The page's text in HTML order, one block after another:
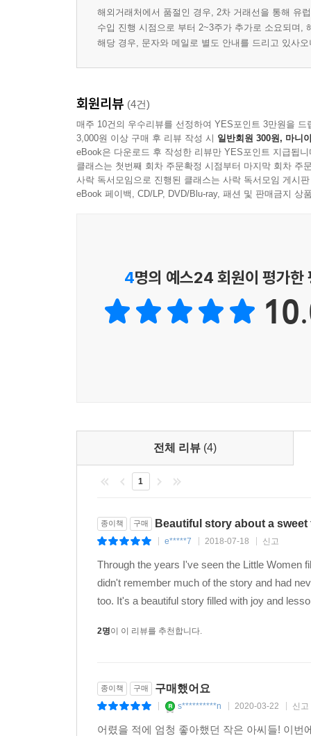
해외거래처에서 품절인 경우, 2차 거래선을 통해 유
수입 진행 시점으로 부터 2~3주가 추가로 소요되며,
해당 경우, 문자와 메일로 별도 안내를 드리고 있사
회원리뷰 (4건)
매주 10건의 우수리뷰를 선정하여 YES포인트 3만원을 드
3,000원 이상 구매 후 리뷰 작성 시 일반회원 300원, 마니
eBook은 다운로드 후 작성한 리뷰만 YES포인트 지급됩니
클래스는 첫번째 회차 주문확정 시점부터 마지막 회차 주
사락 독서모임으로 진행된 클래스는 사락 독서모임 게시
eBook 페이백, CD/LP, DVD/Blu-ray, 패션 및 판매금지 상
4명의 예스24 회원이 평가한
전체 리뷰 (4)
1
종이책 구매 Beautiful story about a sweet
e*****7 2018-07-18 신고
Through the years I've seen the Little Women
didn't remember much of the story and had
too. It's a beautiful story filled with joy and
2명이 이 리뷰를 추천합니다.
종이책 구매 구매했어요
s**********n 2020-03-22 신고
어렸을 적에 엄청 좋아했던 작은 아씨들! 이